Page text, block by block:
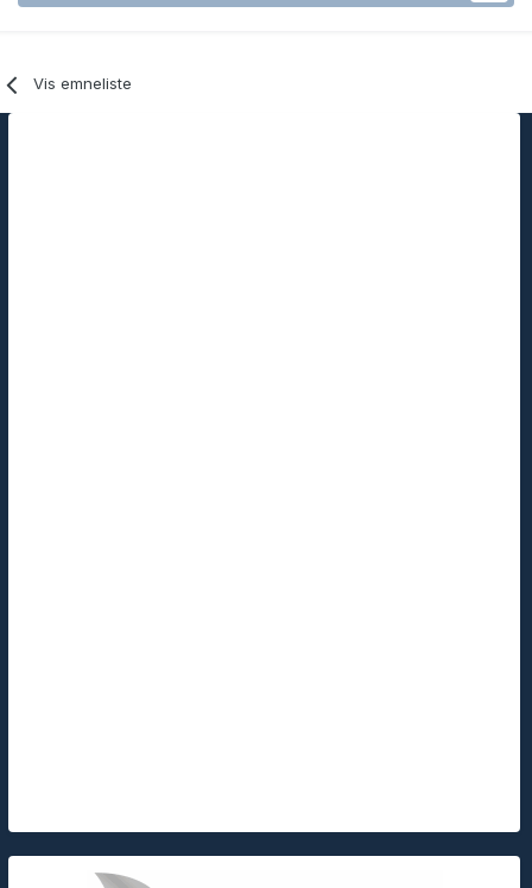
Vis emneliste